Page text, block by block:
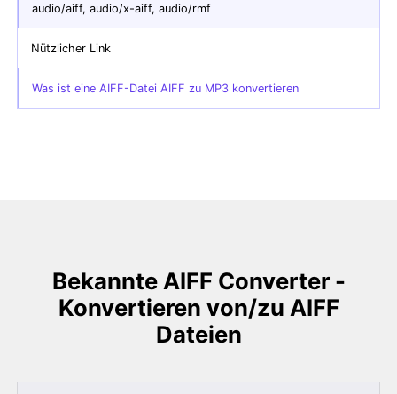
audio/aiff, audio/x-aiff, audio/rmf
Nützlicher Link
Was ist eine AIFF-Datei AIFF zu MP3 konvertieren
Bekannte AIFF Converter -
Konvertieren von/zu AIFF
Dateien